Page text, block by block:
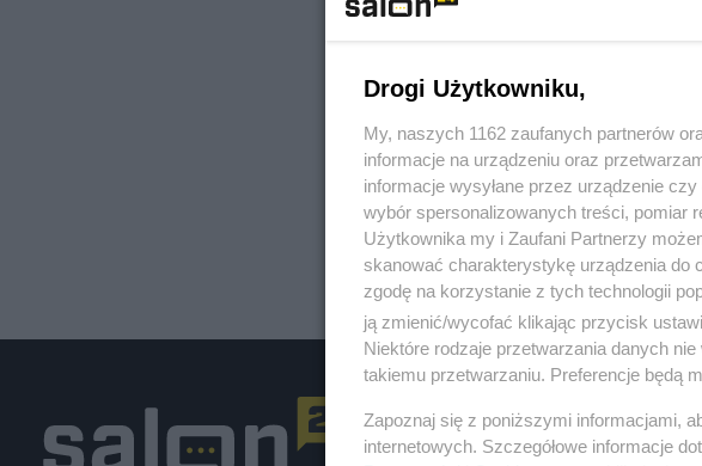
Polityka
PiS
Drogi Użytkowniku,
My, naszych 1162 zaufanych partnerów
informacje na urządzeniu oraz
informacje wysyłane przez urządzenie
wybór spersonalizowanych treści, pomiar
Użytkownika my i Zaufani Partnerzy
skanować charakterystykę urządzenia do
zgodę na korzystanie z tych technologii
ją zmienić/wycofać klikając przycisk
Niektóre rodzaje przetwarzania danych
takiemu przetwarzaniu. Preferencje będą
Zapoznaj się z poniższymi informacjami,
internetowych. Szczegółowe informacje